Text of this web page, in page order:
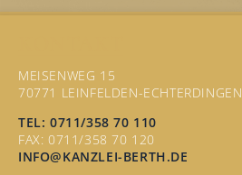
MEISENWEG 15
70771 LEINFELDEN-ECHTERDINGEN
TEL: 0711/358 70 110
FAX: 0711/358 70 120
INFO@KANZLEI-BERTH.DE